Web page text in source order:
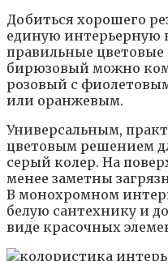
Добиться хорошего
единую интерьерную
правильные
бирюзовый можно
розовый с
или оранжевым.
Универсальным,
цветовым решением
серый колер. На
менее заметны
В монохромном
белую сантехнику и
виде красочных